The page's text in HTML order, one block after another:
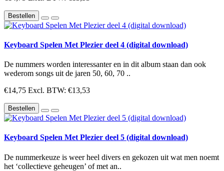
Bestellen
Keyboard Spelen Met Plezier deel 4 (digital download)
De nummers worden interessanter en in dit album staan dan ook
wederom songs uit de jaren 50, 60, 70 ..
€14,75 Excl. BTW: €13,53
Bestellen
Keyboard Spelen Met Plezier deel 5 (digital download)
De nummerkeuze is weer heel divers en gekozen uit wat men noemt
het ‘collectieve geheugen’ of met an..